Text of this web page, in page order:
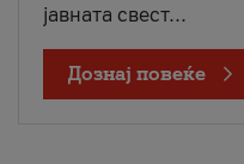
јавната свест...
Дознај повеќе